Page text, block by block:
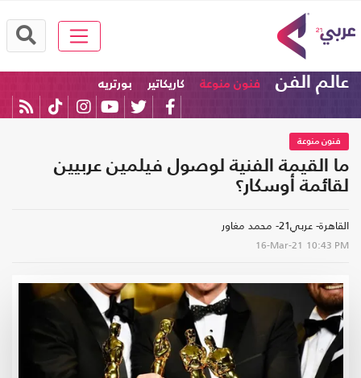
عالم الفن فنون منوعة كاريكاتير بورتريه
فنون منوعة
ما القيمة الفنية لوصول فيلمين عربيين
لقائمة أوسكار؟
القاهرة- عربي21- محمد مغاور
16-Mar-21 10:43 PM